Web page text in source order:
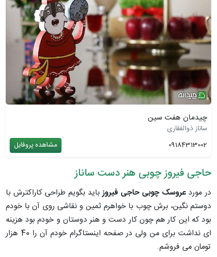
چیدمان هفت سین
ساناز ذوالفقاری
09184313002
مشاهده پروفایل
حاجی فیروز چوبی هنر دست ساناز
در موردعروسک چوبی حاجی فیروزباید بگویم طراحی کاراکترش با
دوستم نگین، برش چوب با خواهرم ثمین و نقاشی روی آن با خودم
بود که این کار هم چون کار دست و هنر دوستان و خودم بود هزینه
ای نداشت برای من ولی در صفحه اینستاگرام خودم آن را 40 هزار
تومان می فروشم.